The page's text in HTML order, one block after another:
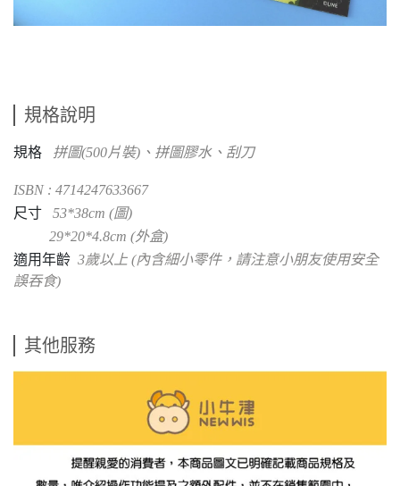
規格說明
規格 拼圖(500片裝)、拼圖膠水、刮刀
ISBN : 4714247633667
尺寸
53*38cm (圖)
29*20*4.8cm (外盒)
適用年齡 3歲以上 (內含細小零件，請注意小朋友使用安全
誤吞食)
其他服務